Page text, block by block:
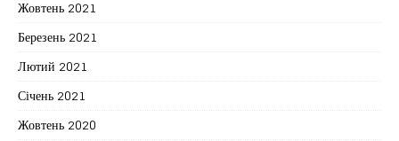
Жовтень 2021
Березень 2021
Лютий 2021
Січень 2021
Жовтень 2020